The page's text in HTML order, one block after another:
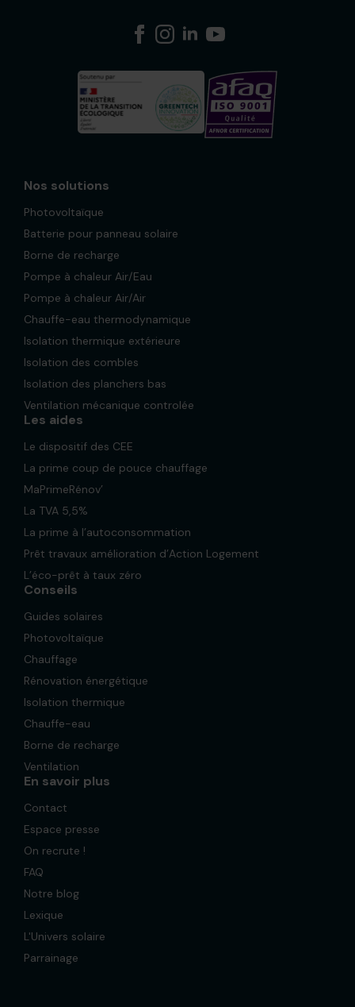
Nos solutions
Photovoltaïque
Batterie pour panneau solaire
Borne de recharge
Pompe à chaleur Air/Eau
Pompe à chaleur Air/Air
Chauffe-eau thermodynamique
Isolation thermique extérieure
Isolation des combles
Isolation des planchers bas
Ventilation mécanique controlée
Les aides
Le dispositif des CEE
La prime coup de pouce chauffage
MaPrimeRénov’
La TVA 5,5%
La prime à l’autoconsommation
Prêt travaux amélioration d’Action Logement
L’éco-prêt à taux zéro
Conseils
Guides solaires
Photovoltaïque
Chauffage
Rénovation énergétique
Isolation thermique
Chauffe-eau
Borne de recharge
Ventilation
En savoir plus
Contact
Espace presse
On recrute !
FAQ
Notre blog
Lexique
L'Univers solaire
Parrainage